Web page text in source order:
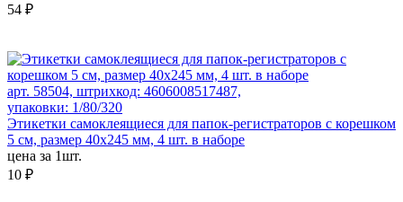
54 ₽
арт. 58504, штрихкод: 4606008517487,
упаковки: 1/80/320
Этикетки самоклеящиеся для папок-регистраторов с корешком
5 см, размер 40x245 мм, 4 шт. в наборе
цена за 1шт.
10 ₽